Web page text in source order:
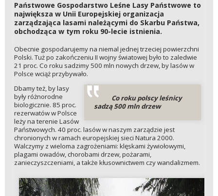
Państwowe Gospodarstwo Leśne Lasy Państwowe to
największa w Unii Europejskiej organizacja
zarządzająca lasami należącymi do Skarbu Państwa,
obchodząca w tym roku 90-lecie istnienia.
Obecnie gospodarujemy na niemal jednej trzeciej powierzchni
Polski. Tuż po zakończeniu II wojny światowej było to zaledwie
21 proc. Co roku sadzimy 500 mln nowych drzew, by lasów w
Polsce wciąż przybywało.
Co roku polscy leśnicy
sadzą 500 mln drzew
Dbamy też, by lasy
były różnorodne
biologicznie. 85 proc.
rezerwatów w Polsce
leży na terenie Lasów
Państwowych. 40 proc. lasów w naszym zarządzie jest
chronionych w ramach europejskiej sieci Natura 2000.
Walczymy z wieloma zagrożeniami: klęskami żywiołowymi,
plagami owadów, chorobami drzew, pożarami,
zanieczyszczeniami, a także kłusownictwem czy wandalizmem.